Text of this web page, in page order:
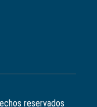
reservados